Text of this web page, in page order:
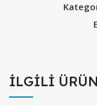
İLGILI